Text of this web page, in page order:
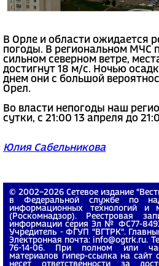
В Орле и области ожидается
погоды. В региональном МЧС
сильном северном ветре,
достигнут 18 м/с. Ночью
днем они с большой
Орел.
Во власти непогоды наш
сутки, с 21:00 13 апреля до
Юлия Сабельникова
© 2002−2026 Сетевое издание
в Федеральной службе по
информационных технологий и
(Роскомнадзор). Реестровая
информации серия Эл № ФС77-
Учредитель - ФГУП "ВГТРК".
Электронная почта: info@ogtrk.ru.
76-14-06. При полном или
материалов гипер-ссылка на сайт
несет ответственности за